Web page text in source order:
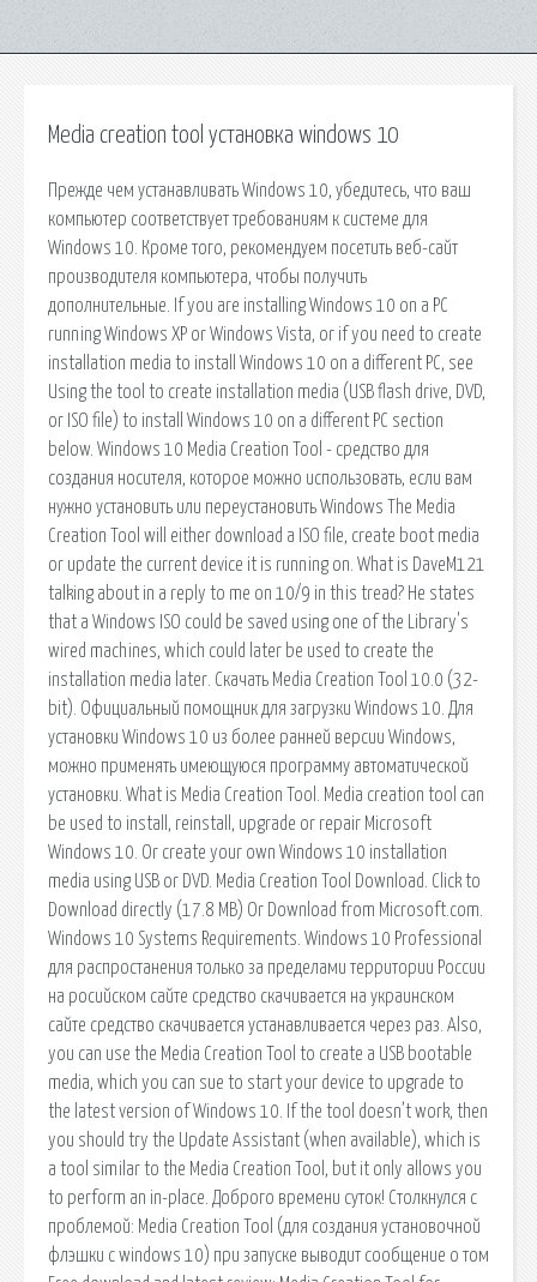
Media creation tool установка windows 10
Прежде чем устанавливать Windows 10, убедитесь, что ваш
компьютер соответствует требованиям к системе для
Windows 10. Кроме того, рекомендуем посетить веб-сайт
производителя компьютера, чтобы получить
дополнительные. If you are installing Windows 10 on a PC
running Windows XP or Windows Vista, or if you need to create
installation media to install Windows 10 on a different PC, see
Using the tool to create installation media (USB flash drive, DVD,
or ISO file) to install Windows 10 on a different PC section
below. Windows 10 Media Creation Tool - средство для
создания носителя, которое можно использовать, если вам
нужно установить или переустановить Windows The Media
Creation Tool will either download a ISO file, create boot media
or update the current device it is running on. What is DaveM121
talking about in a reply to me on 10/9 in this tread? He states
that a Windows ISO could be saved using one of the Library's
wired machines, which could later be used to create the
installation media later. Скачать Media Creation Tool 10.0 (32-
bit). Официальный помощник для загрузки Windows 10. Для
установки Windows 10 из более ранней версии Windows,
можно применять имеющуюся программу автоматической
установки. What is Media Creation Tool. Media creation tool can
be used to install, reinstall, upgrade or repair Microsoft
Windows 10. Or create your own Windows 10 installation
media using USB or DVD. Media Creation Tool Download. Click to
Download directly (17.8 MB) Or Download from Microsoft.com.
Windows 10 Systems Requirements. Windows 10 Professional
для распростанения только за пределами территории России
на росийском сайте средство скачивается на украинском
сайте средство скачивается устанавливается через раз. Also,
you can use the Media Creation Tool to create a USB bootable
media, which you can sue to start your device to upgrade to
the latest version of Windows 10. If the tool doesn’t work, then
you should try the Update Assistant (when available), which is
a tool similar to the Media Creation Tool, but it only allows you
to perform an in-place. Доброго времени суток! Столкнулся с
проблемой: Media Creation Tool (для создания установочной
флэшки с windows 10) при запуске выводит сообщение о том